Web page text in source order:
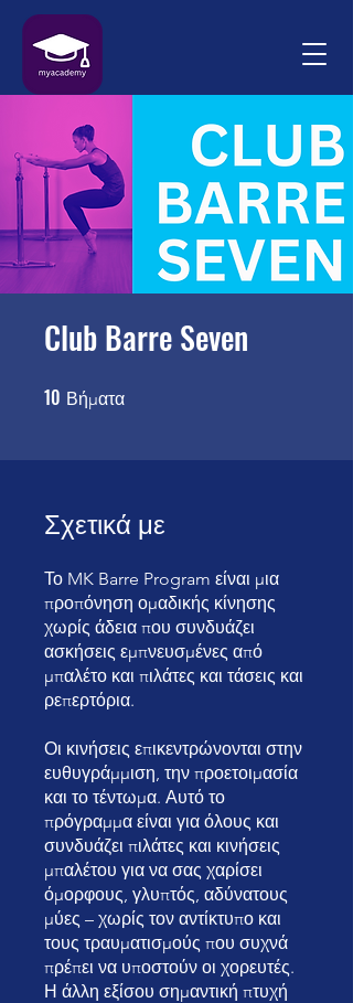
Club Barre Seven
10 Βήματα
Σχετικά με
Το MK Barre Program είναι μια
προπόνηση ομαδικής κίνησης
χωρίς άδεια που συνδυάζει
ασκήσεις εμπνευσμένες από
μπαλέτο και πιλάτες και τάσεις και
ρεπερτόρια.
Οι κινήσεις επικεντρώνονται στην
ευθυγράμμιση, την προετοιμασία
και το τέντωμα. Αυτό το
πρόγραμμα είναι για όλους και
συνδυάζει πιλάτες και κινήσεις
μπαλέτου για να σας χαρίσει
όμορφους, γλυπτός, αδύνατους
μύες – χωρίς τον αντίκτυπο και
τους τραυματισμούς που συχνά
πρέπει να υποστούν οι χορευτές.
Η άλλη εξίσου σημαντική πτυχή